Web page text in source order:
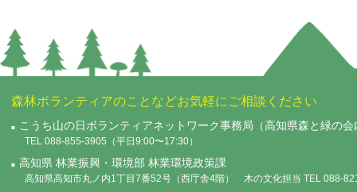
森林ボランティアのことなどお気軽にご相談ください
こうち山の日ボランティアネットワーク事務局（高知県森と緑の会
TEL 088-855-3905（平日9:00〜17:30）
高知県 林業振興・環境部 林業環境政策課
高知県高知市丸ノ内1丁目7番52号（西庁舎4階） 木の文化担当 TEL 088-